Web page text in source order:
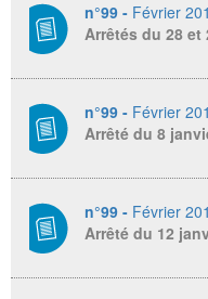
n°99 - Février
Arrêtés du 28 et
n°99 - Février
Arrêté du 8
n°99 - Février
Arrêté du 12